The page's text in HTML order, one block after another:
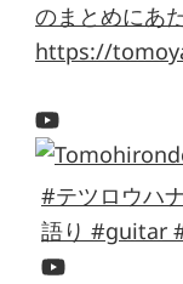
のまとめにあ
https://
#テツロウハ
語り #guitar